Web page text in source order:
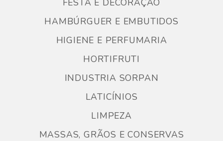
FESTA E DECORAÇÃO
HAMBÚRGUER E EMBUTIDOS
HIGIENE E PERFUMARIA
HORTIFRUTI
INDUSTRIA SORPAN
LATICÍNIOS
LIMPEZA
MASSAS, GRÃOS E CONSERVAS